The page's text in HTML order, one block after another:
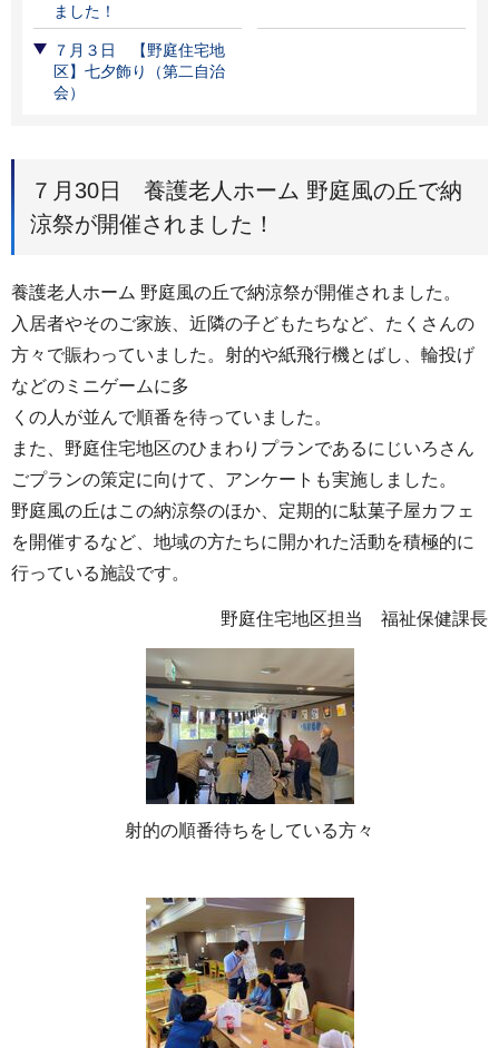
ました！
７月３日 【野庭住宅地
区】七夕飾り（第二自治
会）
７月30日 養護老人ホーム 野庭風の丘で納
涼祭が開催されました！
養護老人ホーム 野庭風の丘で納涼祭が開催されました。
入居者やそのご家族、近隣の子どもたちなど、たくさんの
方々で賑わっていました。射的や紙飛行機とばし、輪投げ
などのミニゲームに多
くの人が並んで順番を待っていました。
また、野庭住宅地区のひまわりプランであるにじいろさん
ごプランの策定に向けて、アンケートも実施しました。
野庭風の丘はこの納涼祭のほか、定期的に駄菓子屋カフェ
を開催するなど、地域の方たちに開かれた活動を積極的に
行っている施設です。
野庭住宅地区担当 福祉保健課長
射的の順番待ちをしている方々